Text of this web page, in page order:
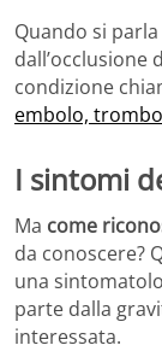
Quando si
dall’occlusione
condizione
embolo,
I sintomi
Ma come
da conoscere?
una
parte dalla
interessata.